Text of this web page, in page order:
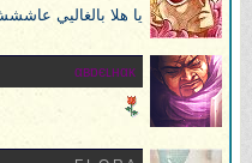
يا هلا بالغاليي
αвɒєʟнαĸ